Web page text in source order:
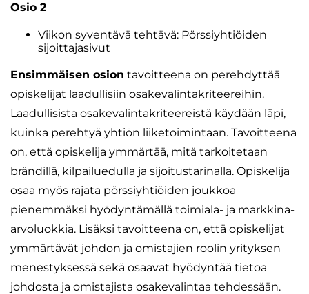
Osio 2
Viikon syventävä tehtävä: Pörssiyhtiöiden
sijoittajasivut
Ensimmäisen osion tavoitteena on perehdyttää
opiskelijat laadullisiin osakevalintakriteereihin.
Laadullisista osakevalintakriteereistä käydään läpi,
kuinka perehtyä yhtiön liiketoimintaan. Tavoitteena
on, että opiskelija ymmärtää, mitä tarkoitetaan
brändillä, kilpailuedulla ja sijoitustarinalla. Opiskelija
osaa myös rajata pörssiyhtiöiden joukkoa
pienemmäksi hyödyntämällä toimiala- ja markkina-
arvoluokkia. Lisäksi tavoitteena on, että opiskelijat
ymmärtävät johdon ja omistajien roolin yrityksen
menestyksessä sekä osaavat hyödyntää tietoa
johdosta ja omistajista osakevalintaa tehdessään.